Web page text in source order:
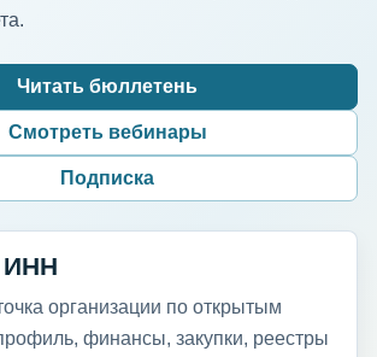
Читать бюллетень
Смотреть вебинары
Подписка
ИНН
организации по открытым
финансы, закупки, реестры